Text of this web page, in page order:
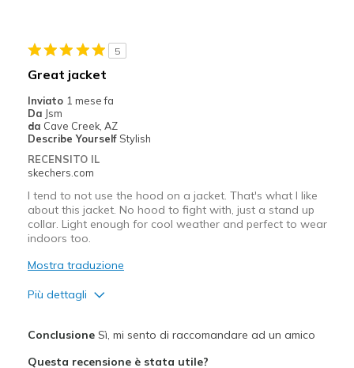
Travel
Sizing
5
Great jacket
Inviato 1 mese fa
Da Jsm
da Cave Creek, AZ
Describe Yourself Stylish
RECENSITO IL
skechers.com
I tend to not use the hood on a jacket. That's what I like
about this jacket. No hood to fight with, just a stand up
collar. Light enough for cool weather and perfect to wear
indoors too.
Mostra traduzione
Più dettagli
ConclusioneSì, mi sento di raccomandare ad un amico
Questa recensione è stata utile?